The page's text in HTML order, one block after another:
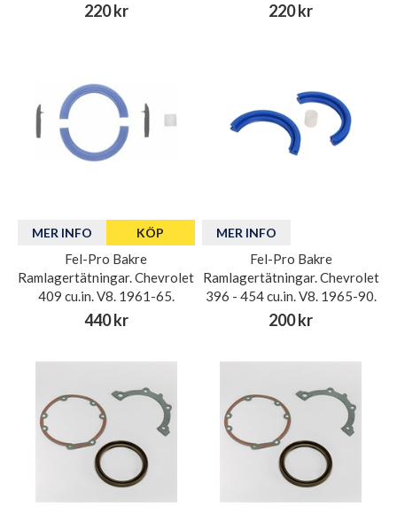
220 kr 220 kr
MER INFO KÖP
Fel-Pro Bakre
Ramlagertätningar. Chevrolet
409 cu.in. V8. 1961-65.
440 kr
MER INFO
Fel-Pro Bakre
Ramlagertätningar. Chevrolet
396 - 454 cu.in. V8. 1965-90.
200 kr